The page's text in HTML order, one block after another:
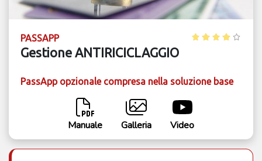
PASSAPP
Gestione ANTIRICICLAGGIO
PassApp opzionale compresa nella soluzione base
Manuale Galleria Video